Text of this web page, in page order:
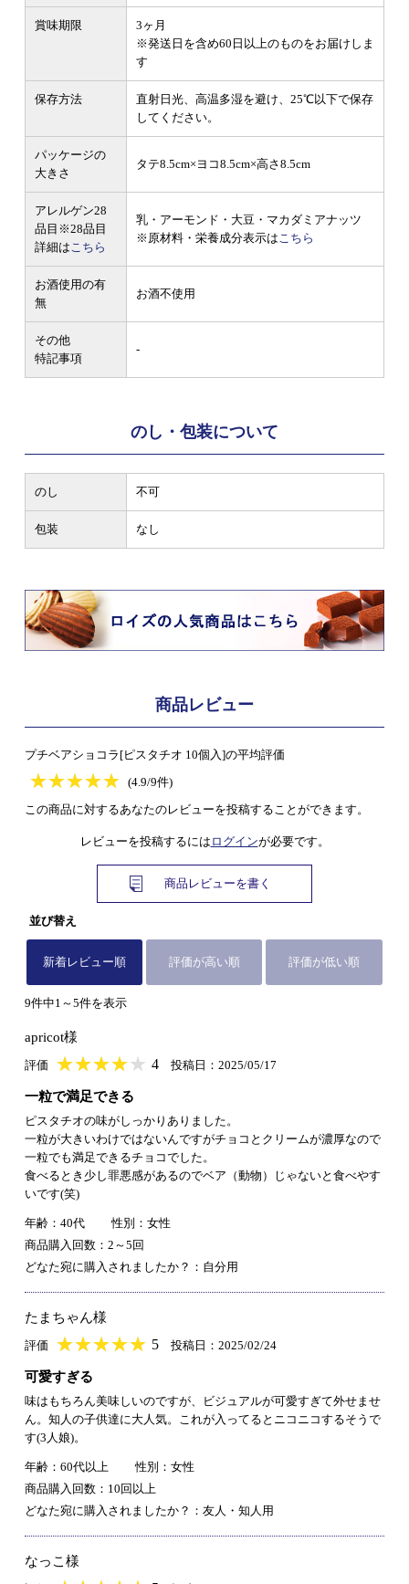
賞味期限
3ヶ月
※発送日を含め60日以上のものをお届けしま
す
保存方法
直射日光、高温多湿を避け、25℃以下で保存
してください。
パッケージの
大きさ
タテ8.5cm×ヨコ8.5cm×高さ8.5cm
アレルゲン28
品目 ※28品目
詳細はこちら
乳・アーモンド・大豆・マカダミアナッツ
※原材料・栄養成分表示はこちら
お酒使用の有
無
お酒不使用
その他
特記事項
-
のし・包装について
のし 不可
包装 なし
商品レビュー
プチベアショコラ[ピスタチオ 10個入]の平均評価
★★★★★
★★★★★
(4.9/9件)
この商品に対するあなたのレビューを投稿することができます。
レビューを投稿するには ログインが必要です。
商品レビューを書く
並び替え
新着レビュー順 評価が高い順 評価が低い順
9件中1～5件を表示
apricot様
評価 ★★★★★
★★★★★ 4 投稿日：2025/05/17
一粒で満足できる
ピスタチオの味がしっかりありました。
一粒が大きいわけではないんですがチョコとクリームが濃厚なので
一粒でも満足できるチョコでした。
食べるとき少し罪悪感があるのでベア（動物）じゃないと食べやす
いです(笑)
年齢：40代
性別：女性
商品購入回数：2～5回
どなた宛に購入されましたか？：自分用
たまちゃん様
評価 ★★★★★
★★★★★ 5 投稿日：2025/02/24
可愛すぎる
味はもちろん美味しいのですが、ビジュアルが可愛すぎて外せませ
ん。知人の子供達に大人気。これが入ってるとニコニコするそうで
す(3人娘)。
年齢：60代以上
性別：女性
商品購入回数：10回以上
どなた宛に購入されましたか？：友人・知人用
なっこ様